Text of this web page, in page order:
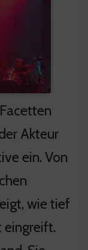
Akteur
ein. Von
wie tief
eingreift.